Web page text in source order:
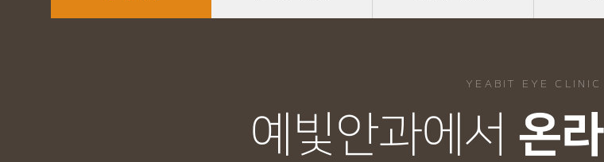
YEABIT EYE CLINIC
예빛안과에서 온